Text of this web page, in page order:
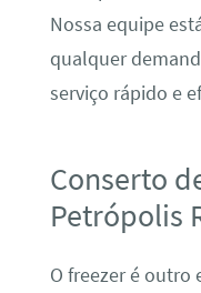
Nossa equipe
qualquer
serviço rápido e
Conserto
Petrópolis
O freezer é outro